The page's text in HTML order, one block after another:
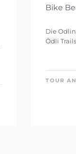
Bike
Die
Ödli
TOUR